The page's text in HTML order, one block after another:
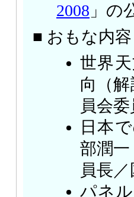
2008 」の
■ おもな内容
世界
向（
員会
日本
部潤一
員長／
パネ